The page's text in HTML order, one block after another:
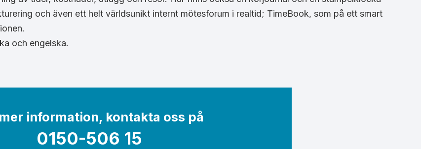
och även ett helt världsunikt internt mötesforum i realtid; TimeBook, som på ett smart
och engelska.
information, kontakta oss på
0150-506 15